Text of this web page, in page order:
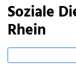
Soziale
Rhein